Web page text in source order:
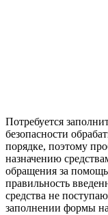
Потребуется
безопасности
порядке, поэтому
назначению
обращения за
правильность
средства не
заполнении формы